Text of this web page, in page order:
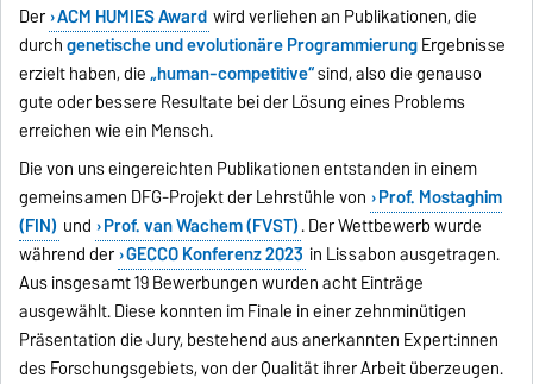
Der ACM HUMIES Award wird verliehen an Publikationen, die
durchgenetische und evolutionäre ProgrammierungErgebnisse
erzielt haben, die„human-competitive“sind, also die genauso
gute oder bessere Resultate bei der Lösung eines Problems
erreichen wie ein Mensch.
Die von uns eingereichten Publikationen entstanden in einem
gemeinsamen DFG-Projekt der Lehrstühle von Prof. Mostaghim
(FIN) und Prof. van Wachem (FVST). Der Wettbewerb wurde
während der GECCO Konferenz 2023 in Lissabon ausgetragen.
Aus insgesamt 19 Bewerbungen wurden acht Einträge
ausgewählt. Diese konnten im Finale in einer zehnminütigen
Präsentation die Jury, bestehend aus anerkannten Expert:innen
des Forschungsgebiets, von der Qualität ihrer Arbeit überzeugen.